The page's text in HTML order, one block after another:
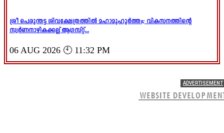
ശ്രീ പെരുന്തട്ട ശിവക്ഷേത്രത്തിൽ മഹാമുഹൂർത്തം; വികസനത്തിന്റെ
സ്വർണനാഴികക്കല്ല് ആഗസ്റ്റ്...
06 AUG 2026 🕙 11:32 PM
ADVERTISEMENT
WEBSITE